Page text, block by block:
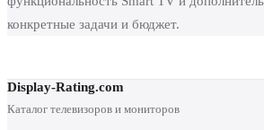
конкретные задачи и бюджет.
Display-Rating.com
Каталог телевизоров и мониторов